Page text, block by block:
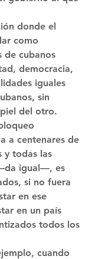
donde el
como
de cubanos
democracia,
iguales
sin
del otro.
a centenares de
y todas las
igual—, es
si no fuera
en ese
en un país
todos los
cuando